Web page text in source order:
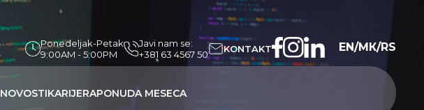
Ponedeljak-Petak
9:00AM - 5:00PM
Javi nam se:
+381 63 4567 50
KONTAKT EN/МК/RS
NOVOSTIKARIJERAPONUDA MESECA